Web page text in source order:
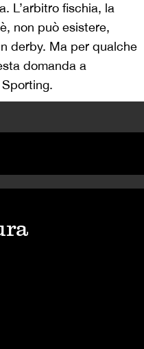
L’arbitro fischia, la
non può esistere,
derby. Ma per qualche
domanda a